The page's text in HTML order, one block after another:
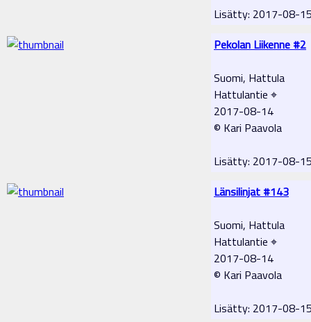
Lisätty: 2017-08-
Pekolan Liikenne #2
Suomi, Hattula
Hattulantie ⌖
2017-08-14
© Kari Paavola
Lisätty: 2017-08-
Länsilinjat #143
Suomi, Hattula
Hattulantie ⌖
2017-08-14
© Kari Paavola
Lisätty: 2017-08-